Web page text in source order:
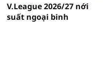
V.League 2026/27 nới
suất ngoại binh